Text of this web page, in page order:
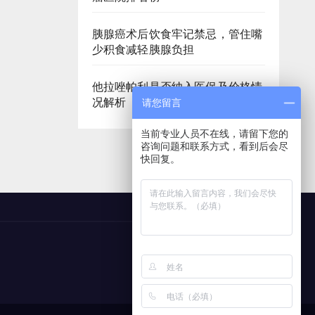
胰腺癌术后饮食牢记禁忌，管住嘴
少积食减轻胰腺负担
他拉唑帕利是否纳入医保及价格情
况解析
请您留言
当前专业人员不在线，请留下您的
咨询问题和联系方式，看到后会尽
快回复。